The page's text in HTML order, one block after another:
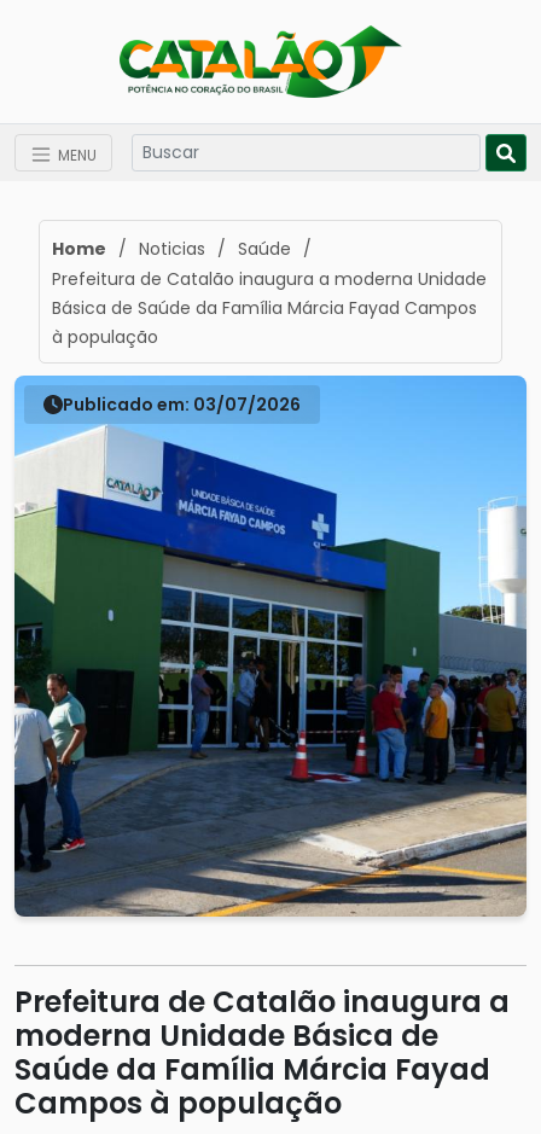
MENU
Home / Noticias / Saúde /
Prefeitura de Catalão inaugura a moderna Unidade
Básica de Saúde da Família Márcia Fayad Campos
à população
Publicado em: 03/07/2026
Prefeitura de Catalão inaugura a
moderna Unidade Básica de
Saúde da Família Márcia Fayad
Campos à população